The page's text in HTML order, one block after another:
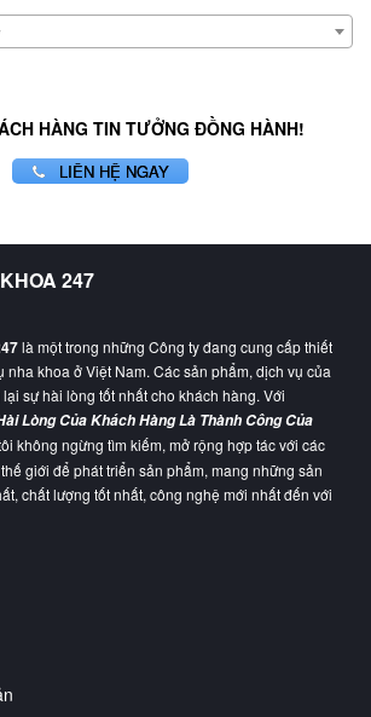
HÀNG TIN TƯỞNG ĐỒNG HÀNH!
LIÊN HỆ NGAY
247
là một trong những Công ty đang cung cấp thiết
nha khoa ở Việt Nam. Các sản phẩm, dịch vụ của
sự hài lòng tốt nhất cho khách hàng. Với
Lòng Của Khách Hàng Là Thành Công Của
không ngừng tìm kiếm, mở rộng hợp tác với các
giới để phát triển sản phẩm, mang những sản
chất lượng tốt nhất, công nghệ mới nhất đến với